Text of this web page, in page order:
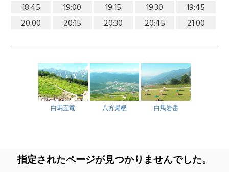
18:45
19:00 19:15 19:30
19:45
20:00
20:15 20:30 20:45 21:00
白馬五竜 八方尾根 白馬岩岳